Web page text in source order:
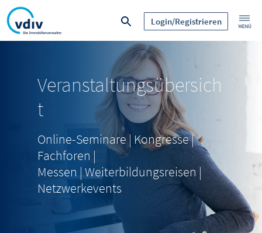
Login/Registrieren
Veranstaltungsübersich
t
Online-Seminare | Kongresse |
Fachforen |
Messen | Weiterbildungsreisen |
Netzwerkevents